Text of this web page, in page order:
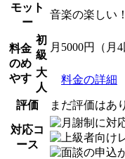
モット
ー
音楽の楽しい
料金
のめ
やす
初
級
月5000円（月
大
人
料金の詳細
評価 まだ評価はあ
対応コ
ース